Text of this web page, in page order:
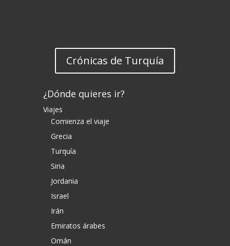
Crónicas de Turquía
¿Dónde quieres ir?
Viajes
Comienza el viaje
Grecia
Turquía
Siria
Jordania
Israel
Irán
Emiratos árabes
Omán